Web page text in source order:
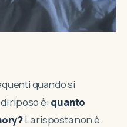
quando si
riposo è: quanto
La risposta non è